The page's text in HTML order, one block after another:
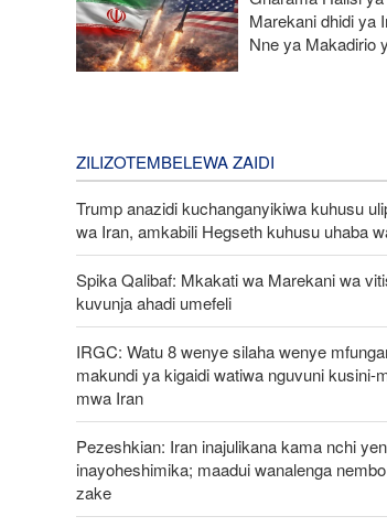
Marekani dhidi ya
Nne ya Makadirio
ZILIZOTEMBELEWA ZAIDI
Trump anazidi kuchanganyikiwa kuhusu
wa Iran, amkabili Hegseth kuhusu uhaba
Spika Qalibaf: Mkakati wa Marekani wa
kuvunja ahadi umefeli
IRGC: Watu 8 wenye silaha wenye
makundi ya kigaidi watiwa nguvuni kusini-
mwa Iran
Pezeshkian: Iran inajulikana kama nchi
inayoheshimika; maadui wanalenga
zake